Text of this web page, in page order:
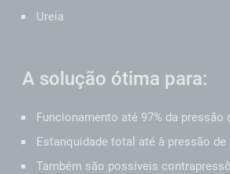
Ureia
A solução ótima para:
Funcionamento até 97% da pressão
Estanquidade total até à pressão de
Também são possíveis